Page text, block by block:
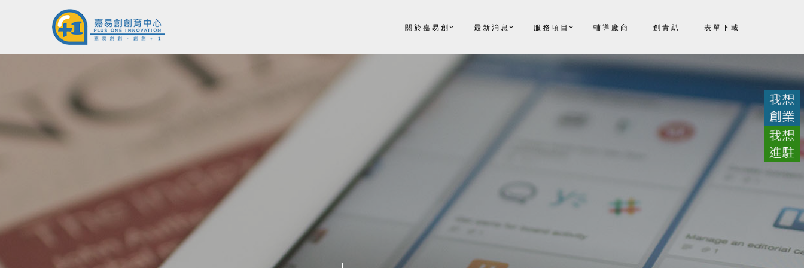
關於嘉易創 最新消息 服務項目 輔導廠商 創青趴 表單下載